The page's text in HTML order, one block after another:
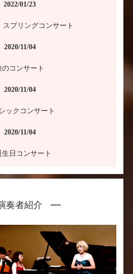
2022/01/23
スプリングコンサート
2020/11/04
のコンサート
2020/11/04
ックコンサート
2020/11/04
生日コンサート
奏者紹介